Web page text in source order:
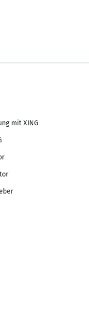
mit XING